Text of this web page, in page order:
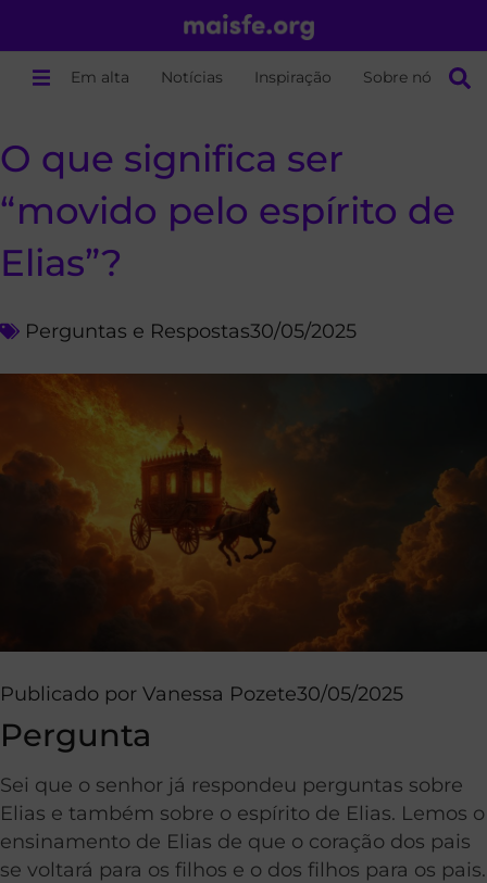
Em alta Notícias Inspiração Sobre nós
O que significa ser
“movido pelo espírito de
Elias”?
Perguntas e Respostas30/05/2025
Publicado por Vanessa Pozete30/05/2025
Pergunta
Sei que o senhor já respondeu perguntas sobre
Elias e também sobre o espírito de Elias. Lemos o
ensinamento de Elias de que o coração dos pais
se voltará para os filhos e o dos filhos para os pais.